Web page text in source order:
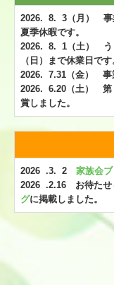
ご注文はこちら
法人概要
情報公開
ブログ
採用情報
募集要項（正社員
募集要項（パート
家族会
2026. 8. 3（月） 事
夏季休暇です。
2026. 8. 1（土） う
（日）まで休業日です
2026. 7.31（金） 事
2026. 6.20（土） 第
賞しました。
2026 .3. 2 家族会
2026 .2.16 お待たせ
グに掲載しました。